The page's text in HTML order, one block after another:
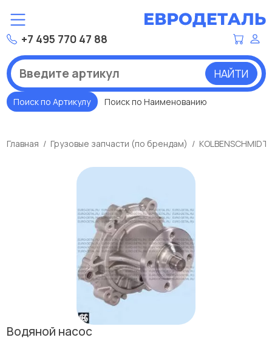
+7 495 770 47 88
НАЙТИ
Поиск по Артикулу Поиск по Наименованию
Главная Грузовые запчасти (по брендам) KOLBENSCHMIDT
Водяной насос